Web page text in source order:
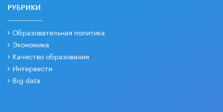
РУБРИКИ
Образовательная политика
Экономика
Качество образования
Интервести
Big data